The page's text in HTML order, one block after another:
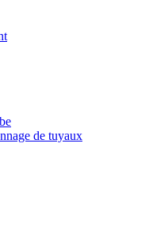
de tuyaux